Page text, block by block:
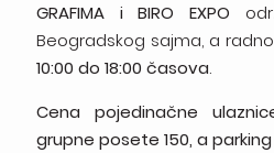
GRAFIMA i BIRO EXPO
Beogradskog sajma, a
10:00 do 18:00 časova.
Cena pojedinačne
grupne posete 150, a